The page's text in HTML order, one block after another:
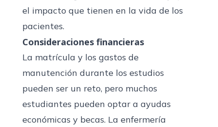
el impacto que tienen en la vida de los
pacientes.
Consideraciones financieras
La matrícula y los gastos de
manutención durante los estudios
pueden ser un reto, pero muchos
estudiantes pueden optar a ayudas
económicas y becas. La enfermería